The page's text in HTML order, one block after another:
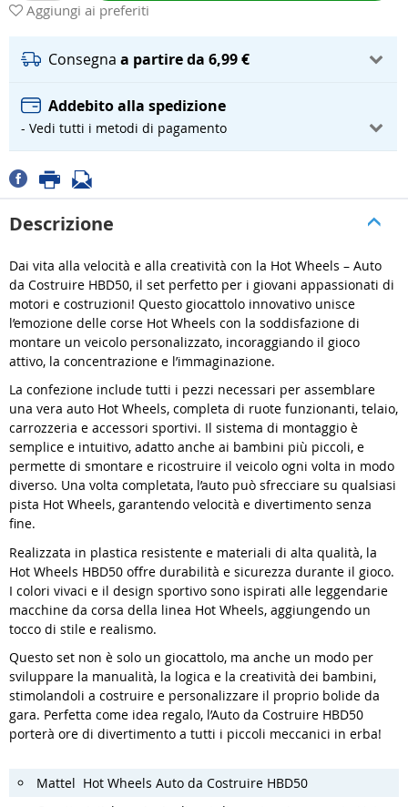
Aggiungi ai preferiti
Consegna a partire da 6,99 €
Addebito alla spedizione
- Vedi tutti i metodi di pagamento
Descrizione
Dai vita alla velocità e alla creatività con la Hot Wheels – Auto
da Costruire HBD50, il set perfetto per i giovani appassionati di
motori e costruzioni! Questo giocattolo innovativo unisce
l’emozione delle corse Hot Wheels con la soddisfazione di
montare un veicolo personalizzato, incoraggiando il gioco
attivo, la concentrazione e l’immaginazione.
La confezione include tutti i pezzi necessari per assemblare
una vera auto Hot Wheels, completa di ruote funzionanti, telaio,
carrozzeria e accessori sportivi. Il sistema di montaggio è
semplice e intuitivo, adatto anche ai bambini più piccoli, e
permette di smontare e ricostruire il veicolo ogni volta in modo
diverso. Una volta completata, l’auto può sfrecciare su qualsiasi
pista Hot Wheels, garantendo velocità e divertimento senza
fine.
Realizzata in plastica resistente e materiali di alta qualità, la
Hot Wheels HBD50 offre durabilità e sicurezza durante il gioco.
I colori vivaci e il design sportivo sono ispirati alle leggendarie
macchine da corsa della linea Hot Wheels, aggiungendo un
tocco di stile e realismo.
Questo set non è solo un giocattolo, ma anche un modo per
sviluppare la manualità, la logica e la creatività dei bambini,
stimolandoli a costruire e personalizzare il proprio bolide da
gara. Perfetta come idea regalo, l’Auto da Costruire HBD50
porterà ore di divertimento a tutti i piccoli meccanici in erba!
Mattel Hot Wheels Auto da Costruire HBD50